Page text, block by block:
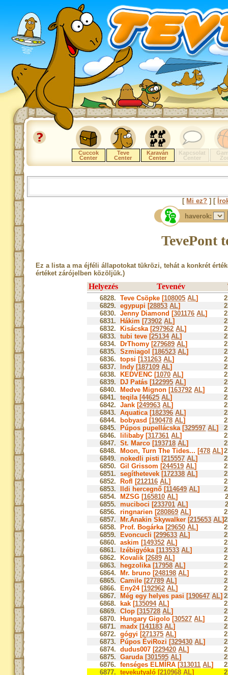
Cuccok
Center
Teve
Center
Karaván
Center
Kapcsolat
Center
[ Mi ez? ] [
haverok:
TevePont
Ez a lista a ma éjféli állapotokat tükrözi, tehát a konkrét
értéket zárójelben közöljük.)
Helyezés Tevenév
6828.Teve Csöpke [108005 AL]
6829.egypupi [28853 AL]
6830.Jenny Diamond [301176 AL]
6831. Hákim [73902 AL]
6832. Kisácska [297962 AL]
6833.tubi teve [25134 AL]
6834. DrThomy [279689 AL]
6835.Szmiagol [186523 AL]
6836.topsi [131263 AL]
6837.
Indy [187109 AL]
6838. KEDVENC [1070 AL]
6839. DJ Patás [122995 AL]
6840. Medve Mignon [163792 AL]
6841.teqila [44625 AL]
6842.Jank [249963 AL]
6843.Aquatica [182396 AL]
6844. bobyasd [190478 AL]
6845. Púpos pupellácska [329597 AL]
6846.
lilibaby [317361 AL]
6847.St. Marco [193718 AL]
6848. Moon, Turn The Tides... [478 AL]
6849.nokedli pisti [215557 AL]
6850.Gil Grissom [244519 AL]
6851.segíthetevek [172338 AL]
6852. Rofl [212116 AL]
6853.
Ildi hercegnő [114649 AL]
6854. MZSG [165810 AL]
6855.muciboci [233701 AL]
6856.ringnarien [280869 AL]
6857. Mr.Anakin Skywalker [215653 AL]
6858. Prof. Bogárka [29650 AL]
6859. Evoncucli [299633 AL]
6860.askim [149352 AL]
6861.
Izébigyóka [113533 AL]
6862. Kovalik [2689 AL]
6863. hegzolika [17958 AL]
6864. Mr. bruno [248198 AL]
6865.Camile [27789 AL]
6866. Eny24 [192962 AL]
6867. Még egy helyes pasi [190647 AL]
6868. kak [135094 AL]
6869.Clop [315728 AL]
6870. Hungary Gigolo [30527 AL]
6871.madx [141183 AL]
6872.gógyi [271375 AL]
6873. Púpos ÉviRozi [329430 AL]
6874.dudus007 [229420 AL]
6875.Garuda [301595 AL]
6876.fenséges ELMÍRA [313011 AL]
6877.tevekutyaló [210968 AL]